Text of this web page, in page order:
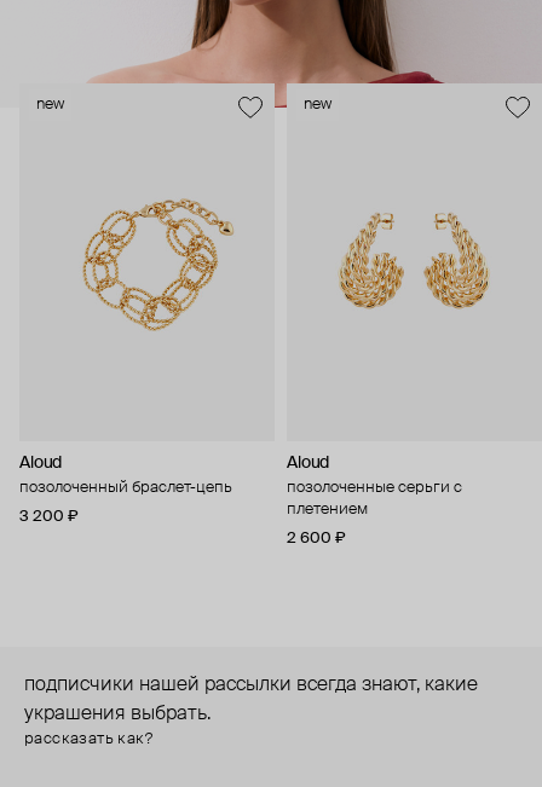
new
Aloud
позолоченный браслет-цепь
3 200 ₽
new
Aloud
позолоченные серьги с
плетением
2 600 ₽
подписчики нашей рассылки всегда знают, какие
украшения выбрать.
рассказать как?